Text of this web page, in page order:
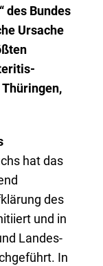
des Bundes
Ursache
hat das
des
und in
Landes-
In